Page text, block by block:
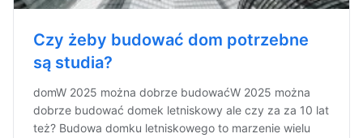
Czy żeby budować dom potrzebne
są studia?
domW 2025 można dobrze budowaćW 2025 można
dobrze budować domek letniskowy ale czy za za 10 lat
też? Budowa domku letniskowego to marzenie wielu